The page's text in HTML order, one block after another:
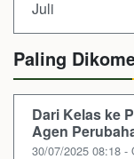
Juli
Paling
Dari Kelas ke
Agen
30/07/2025 08:18 -